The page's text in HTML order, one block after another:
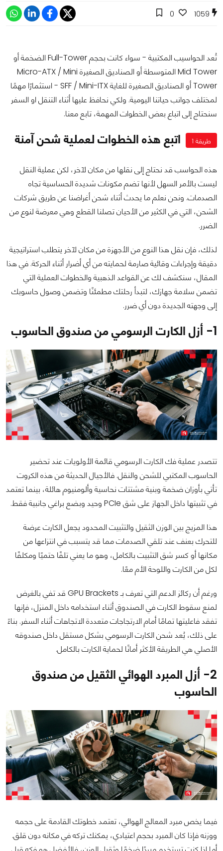
1059
0
تُعد الحواسيب المكتبية - سواء كانت بحجم Full-Tower الضخمة أو
Mid Tower المتوسطة أو الصناديق الصغيرة Micro-ATX / Mini
Tower أو الصناديق الصغيرة للغاية SFF / Mini-ITX - استثمارًا مهمًا
لمختلف جوانب حياتنا اليومية. ولكي نحافظ عليها أثناء التنقل او السفر
سنحتاج إلى اتباع بعض الخطوات المهمة، تابع معنا.
طريقة 1 اتبع هذه الخطوات لعملية شحن آمنة
هذه الحواسب قد نحتاج إلى نقلها من مكان لآخر، لكن عملية النقل
ليست بالأمر السهل لأنها تضم مكونات شديدة الحساسية تجاه
الصدمات. ونحن نعلم ما يحدث أثناء شحن أغراضنا عن طريق شركات
الشحن، التي في الكثير من الأحيان تصلنا القطع وهي معرضة لنوع من
الضرر.
لذلك، فإن نقل هذا النوع من الأجهزة من مكان لآخر يتطلب استراتيجية
دقيقة وإجراءات وقائية صارمة لحمايته من أي أضرار أثناء الحركة. في هذا
المقال، سنكشف لك عن القواعد الذهبية والخطوات العملية التي
تضمن سلامة جهازك، لتبدأ رحلتك مطمئنًا وتضمن وصول حاسوبك
إلى وجهته الجديدة دون أي ضرر.
1- أزل الكارت الرسومي من صندوق الحاسوب
تتصدر عملية فك الكارت الرسومي قائمة الأولويات عند تحضير
الحاسوب المكتبي للشحن والنقل. فالأجيال الحديثة من هذه الكروت
تأتي بأوزان ضخمة وبنية مشتتات نحاسية وألومنيوم هائلة، بينما تعتمد
في تثبيتها داخل الجهاز على شق PCIe وحيد وبضع براغي جانبية فقط.
هذا المزيج بين الوزن الثقيل والتثبيت المحدود يجعل الكارت عرضة
للتحرك بعنف عند تلقي الصدمات مما قد يتسبب في انتزاعها من
مكانها أو كسر شق التثبيت بالكامل، وهو ما يعني تلفًا حتميًا ومكلفًا
لكل من الكارت واللوحة الأم معًا.
ورغم أن ركائز الدعم التي تعرف بـ GPU Brackets قد تفي بالغرض
لمنع سقوط الكارت في الصندوق أثناء استخدامه داخل المنزل، فإنها
تفقد فاعليتها تمامًا أمام الارتجاجات متعددة الاتجاهات أثناء السفر. بناءً
على ذلك، يُعد شحن الكارت الرسومي بشكل مستقل داخل صندوقه
الأصلي هي الطريقة الأكثر أمانًا لحماية الكارت بالكامل.
2- أزل المبرد الهوائي الثقيل من صندوق
الحاسوب
فيما يخص مبرد المعالج الهوائي، تعتمد خطوتك القادمة على حجمه
ووزنه فإذا كان المبرد بحجم اعتيادي، يمكنك تركه في مكانه دون قلق.